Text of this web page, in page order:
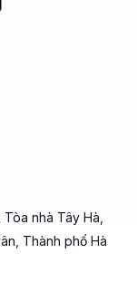
nhà Tây Hà,
Thành phố Hà